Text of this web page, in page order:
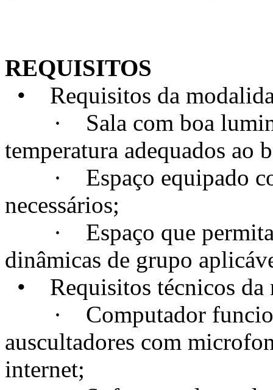
REQUISITOS
• Requisitos da
· Sala com boa
temperatura adequados ao
· Espaço equipado
necessários;
· Espaço que permita
dinâmicas de grupo
• Requisitos técnicos da
· Computador
auscultadores com
internet;